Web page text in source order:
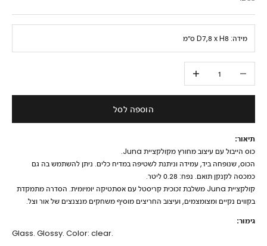
מידה: D7,8 x H8 ס״מ
הגדלת הכמות
הוספה לסל
תיאור:
כוס הייבול עם עיצוב מחורץ מקולקציית Juna.
הכוס, שנופחה ביד, עמידה וניתנת לשטיפה במדיח כלים. ניתן להשתמש בה גם
כמכסה לקנקן תואם. נפח: 0.28 ליטר.
קולקציית Juna משלבת זכוכית קריסטל עם אסתטיקה יומיומית. הסדרה מתמקדת
בקווים נקיים ומצומצמים, ועיצוב החריצים מוסיף משחקים מנצנצים של אור וצל.
גימור:
Glass. Glossy. Color: clear.